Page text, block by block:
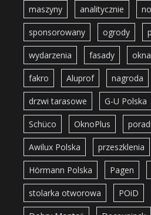
maszyny analitycznie
sponsorowany ogrody
wydarzenia fasady
fakro Aluprof nagroda
drzwi tarasowe G-U Polska
Schüco OknoPlus
Awilux Polska przeszklenia
Hörmann Polska Pagen
stolarka otworowa POiD